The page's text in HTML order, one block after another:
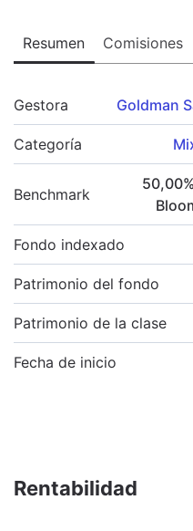
Resumen Comisiones
Gestora Goldman
Categoría
Benchmark
50,00%
Fondo indexado
Patrimonio del fondo
Patrimonio de la clase
Fecha de inicio
Rentabilidad